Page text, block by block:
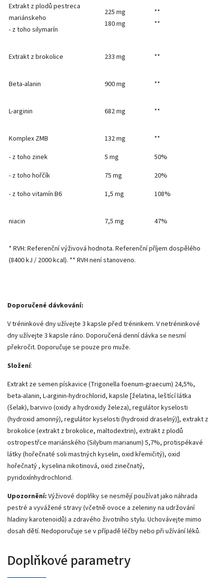
Extrakt z plodů pestreca
mariánskeho
- z toho silymarín
225 mg
180 mg
**
**
Extrakt z brokolice 233 mg **
Beta-alanin 900 mg **
L-arginin 682 mg **
Komplex ZMB
- z toho zinek
- z toho hořčík
- z toho vitamín B6
132 mg
5 mg
75 mg
1,5 mg
**
50%
20%
108%
niacin 7,5 mg 47%
* RVH: Referenční výživová hodnota. Referenční příjem dospělého
(8400 kJ / 2000 kcal). ** RVH není stanoveno.
Doporučené dávkování:
V tréninkové dny užívejte 3 kapsle před tréninkem. V netréninkové
dny užívejte 3 kapsle ráno. Doporučená denní dávka se nesmí
překročit. Doporučuje se pouze pro muže.
Složení:
Extrakt ze semen pískavice (Trigonella foenum-graecum) 24,5%,
beta-alanin, L-arginin-hydrochlorid, kapsle [želatina, leštící látka
(šelak), barvivo (oxidy a hydroxidy železa), regulátor kyselosti
(hydroxid amonný), regulátor kyselosti (hydroxid draselný)], extrakt z
brokolice (extrakt z brokolice, maltodextrin), extrakt z plodů
ostropestřce mariánského (Silybum marianum) 5,7%, protispékavé
látky (hořečnaté soli mastných kyselin, oxid křemičitý), oxid
hořečnatý , kyselina nikotinová, oxid zinečnatý,
pyridoxínhydrochlorid.
Upozornění: Výživové doplňky se nesmějí používat jako náhrada
pestré a vyvážené stravy (včetně ovoce a zeleniny na udržování
hladiny karotenoidů) a zdravého životního stylu. Uchovávejte mimo
dosah dětí. Nedoporučuje se v případě léčby nebo při užívání léků.
Doplňkové parametry